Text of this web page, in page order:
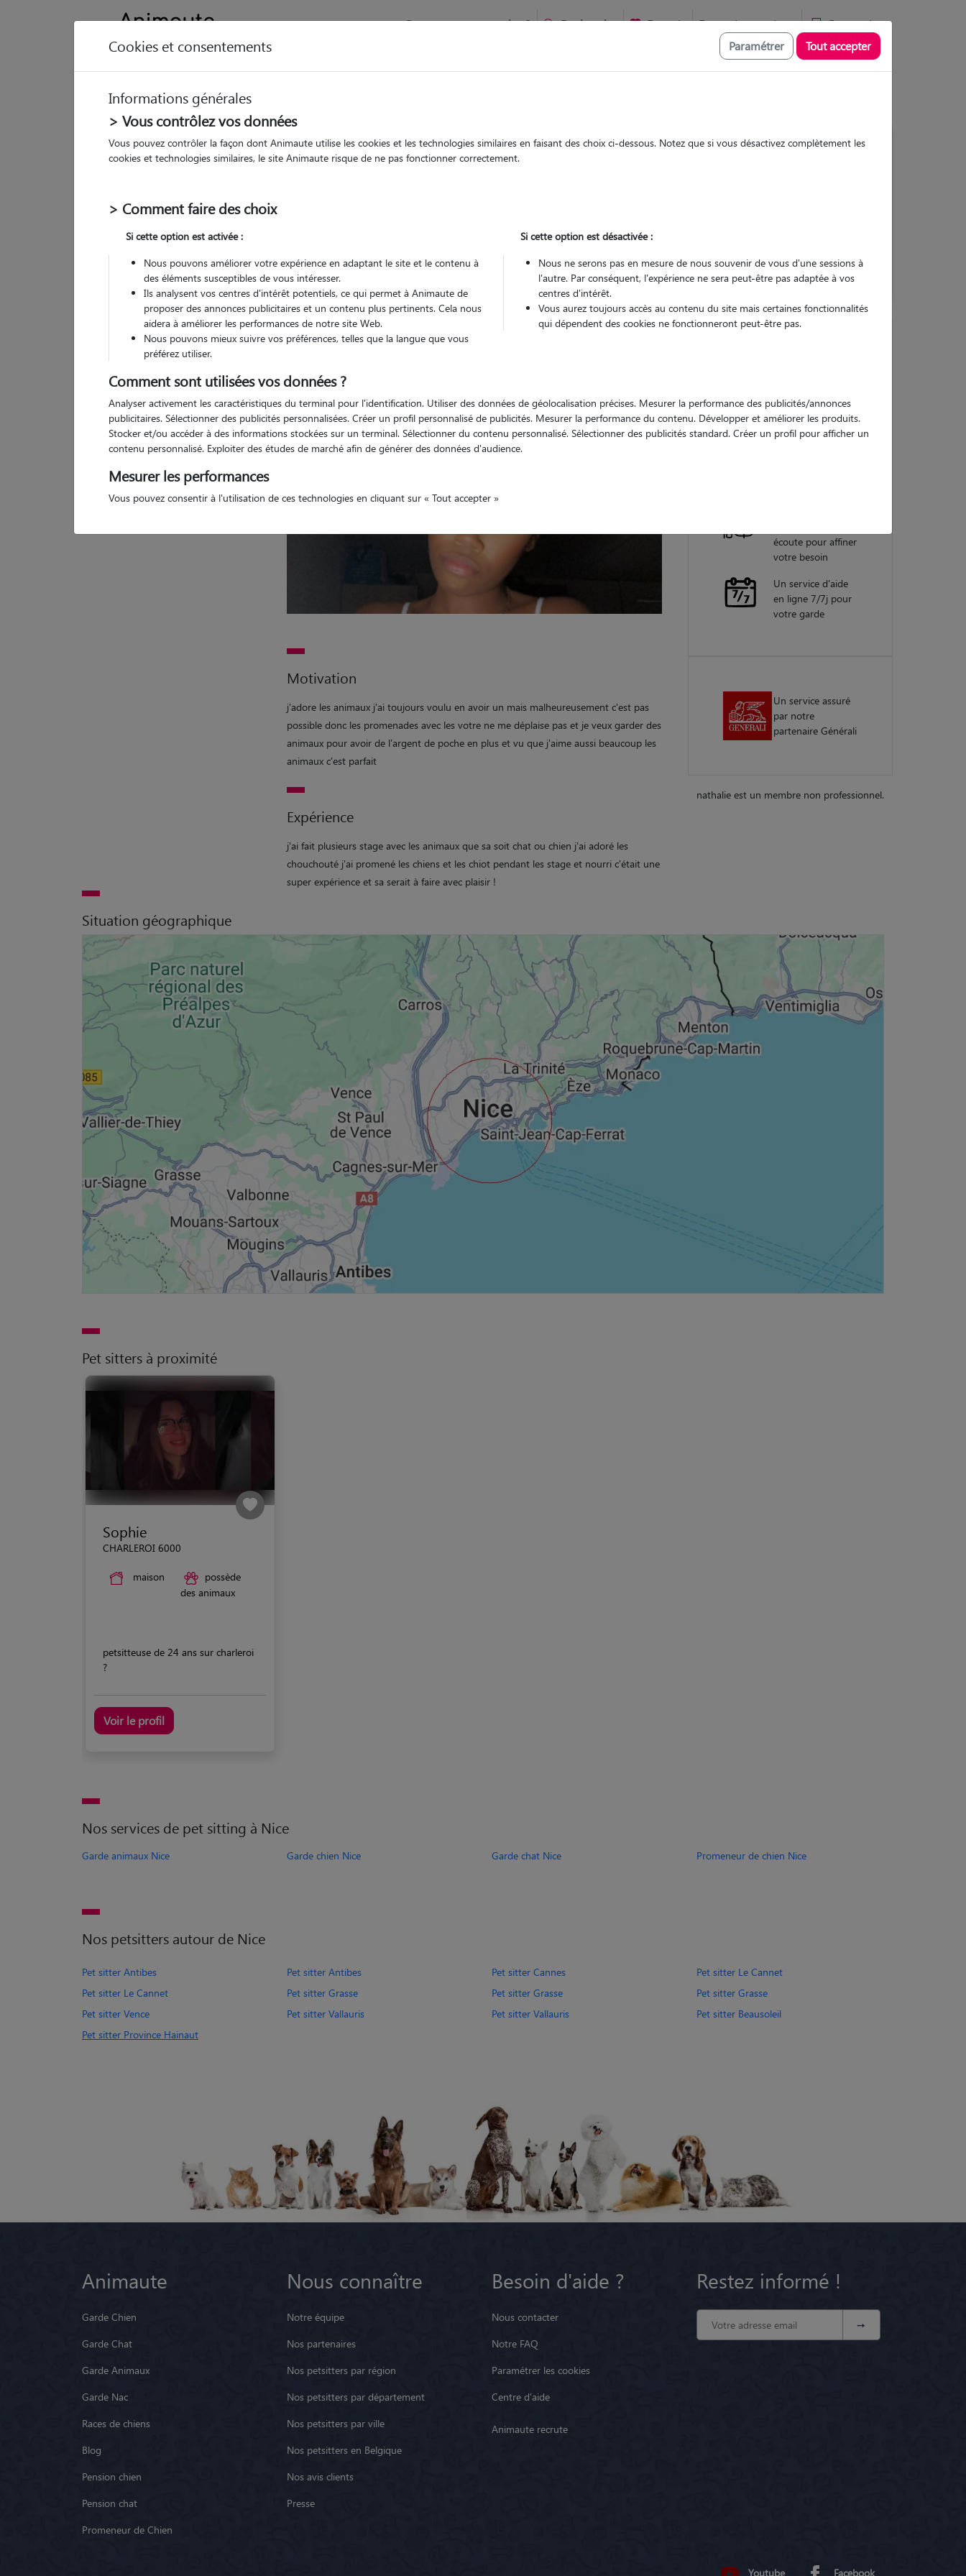
Comment ça marche ? Recherche Favoris Devenir pet sitter Connexion
Nathalie
Motivation
j'adore les animaux j'ai toujours voulu en avoir un mais malheureusement c'est pas
possible donc les promenades avec les votre ne me déplaise pas et je veux garder des
animaux pour avoir de l'argent de poche en plus et vu que j'aime aussi beaucoup les
animaux c'est parfait
Expérience
j'ai fait plusieurs stage avec les animaux que sa soit chat ou chien j'ai adoré les
chouchouté j'ai promené les chiens et les chiot pendant les stage et nourri c'était une
super expérience et sa serait à faire avec plaisir !
garanties
écoute pour affiner
votre besoin
Un service d'aide
en ligne 7/7j pour
votre garde
Un service assuré
par notre
partenaire Générali
nathalie est un membre non professionnel.
Situation géographique
Pet sitters à proximité
Sophie
CHARLEROI 6000
maison
possède
des animaux
petsitteuse de 24 ans sur charleroi
?
Voir le profil
Nos services de pet sitting à Nice
Garde animaux Nice Garde chien Nice Garde chat Nice Promeneur de chien Nice
Nos petsitters autour de Nice
Pet sitter Antibes Pet sitter Antibes Pet sitter Cannes
Pet sitter Le Cannet
Pet sitter Le Cannet
Pet sitter Grasse Pet sitter Grasse
Pet sitter Grasse
Pet sitter Vence
Pet sitter Vallauris Pet sitter Vallauris
Pet sitter Beausoleil
Pet sitter Province Hainaut
Animaute
Garde Chien
Garde Chat
Garde Animaux
Garde Nac
Races de chiens
Blog
Pension chien
Pension chat
Promeneur de Chien
Nous connaître
Notre équipe
Nos partenaires
Nos petsitters par région
Nos petsitters par département
Nos petsitters par ville
Nos petsitters en Belgique
Nos avis clients
Presse
Besoin d'aide ?
Nous contacter
Notre FAQ
Paramétrer les cookies
Centre d'aide
Animaute recrute
Restez informé !
Youtube Facebook
Cookies et consentements Paramétrer Tout accepter
Informations générales
> Vous contrôlez vos données
Vous pouvez contrôler la façon dont Animaute utilise les cookies et les technologies similaires en faisant des choix ci-dessous. Notez que si vous désactivez complètement les
cookies et technologies similaires, le site Animaute risque de ne pas fonctionner correctement.
> Comment faire des choix
Si cette option est activée :
Nous pouvons améliorer votre expérience en adaptant le site et le contenu à
des éléments susceptibles de vous intéresser.
Ils analysent vos centres d'intérêt potentiels, ce qui permet à Animaute de
proposer des annonces publicitaires et un contenu plus pertinents. Cela nous
aidera à améliorer les performances de notre site Web.
Nous pouvons mieux suivre vos préférences, telles que la langue que vous
préférez utiliser.
Si cette option est désactivée :
Nous ne serons pas en mesure de nous souvenir de vous d'une sessions à
l'autre. Par conséquent, l'expérience ne sera peut-être pas adaptée à vos
centres d'intérêt.
Vous aurez toujours accès au contenu du site mais certaines fonctionnalités
qui dépendent des cookies ne fonctionneront peut-être pas.
Comment sont utilisées vos données ?
Analyser activement les caractéristiques du terminal pour l'identification. Utiliser des données de géolocalisation précises. Mesurer la performance des publicités/annonces
publicitaires. Sélectionner des publicités personnalisées. Créer un profil personnalisé de publicités. Mesurer la performance du contenu. Développer et améliorer les produits.
Stocker et/ou accéder à des informations stockées sur un terminal. Sélectionner du contenu personnalisé. Sélectionner des publicités standard. Créer un profil pour afficher un
contenu personnalisé. Exploiter des études de marché afin de générer des données d'audience.
Mesurer les performances
Vous pouvez consentir à l'utilisation de ces technologies en cliquant sur « Tout accepter »